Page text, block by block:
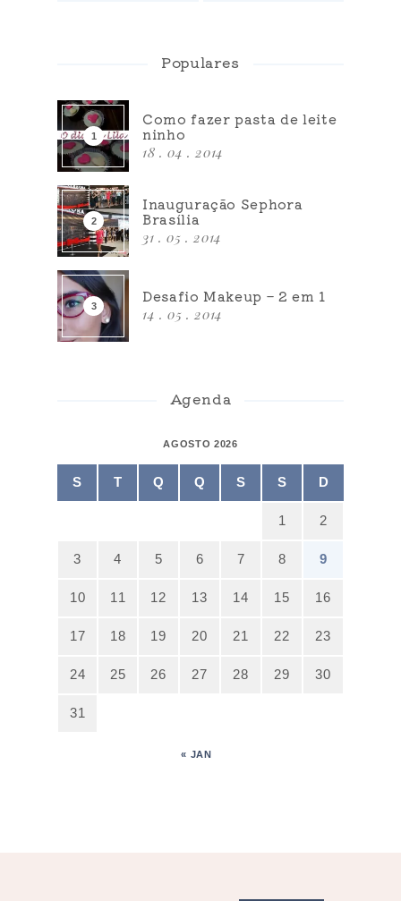
Populares
Como fazer pasta de leite
ninho
18 . 04 . 2014
Inauguração Sephora
Brasília
31 . 05 . 2014
Desafio Makeup – 2 em 1
14 . 05 . 2014
Agenda
AGOSTO 2026
S T Q Q S S D
1 2
3 4 5 6 7 8 9
10 11 12 13 14 15 16
17 18 19 20 21 22 23
24 25 26 27 28 29 30
31
« JAN